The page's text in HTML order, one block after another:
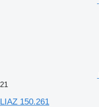
21
LIAZ 150.261